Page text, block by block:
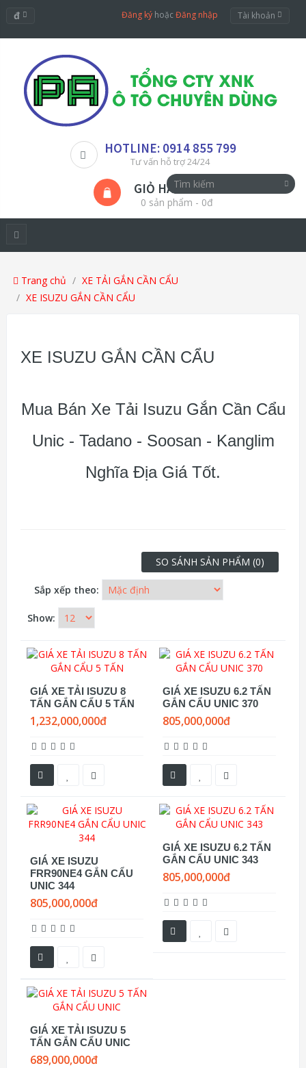
đ Đăng ký hoặcĐăng nhập Tài khoản
HOTLINE: 0914 855 799
Tư vấn hỗ trợ 24/24
GIỎ HÀNG
0 sản phẩm - 0đ
Trang chủ
XE TẢI GẮN CẦN CẨU
XE ISUZU GẮN CẦN CẨU
XE ISUZU GẮN CẦN CẨU
Mua Bán Xe Tải Isuzu Gắn Cần Cẩu
Unic - Tadano - Soosan - Kanglim
Nghĩa Địa Giá Tốt.
SO SÁNH SẢN PHẨM (0)
Sắp xếp theo:
Show:
GIÁ XE TẢI ISUZU 8
TẤN GẮN CẨU 5 TẤN
1,232,000,000đ
GIÁ XE ISUZU 6.2 TẤN
GẮN CẨU UNIC 370
805,000,000đ
GIÁ XE ISUZU
FRR90NE4 GẮN CẨU
UNIC 344
805,000,000đ
GIÁ XE ISUZU 6.2 TẤN
GẮN CẨU UNIC 343
805,000,000đ
GIÁ XE TẢI ISUZU 5
TẤN GẮN CẨU UNIC
689,000,000đ